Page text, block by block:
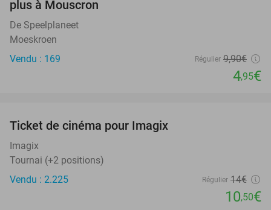
plus à Mouscron
De Speelplaneet
Moeskroen
Vendu : 169
Régulier 9,90€
4,95€
Ticket de cinéma pour Imagix
Imagix
Tournai (+2 positions)
Vendu : 2.225
Régulier 14€
10,50€